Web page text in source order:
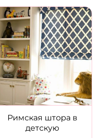
Римская штора в
детскую